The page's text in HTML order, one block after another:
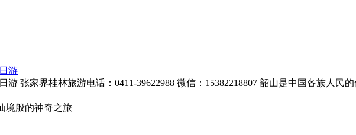
游
张家界桂林旅游电话：0411-39622988 微信：15382218807 韶山是中国各族人民
境般的神奇之旅